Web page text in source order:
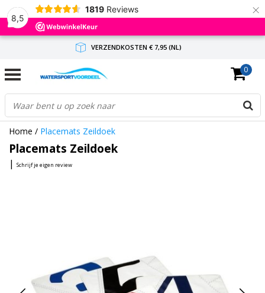
8,5
1819 Reviews ×
VERZENDKOSTEN € 7,95 (NL)
GRATIS VERZENDING(NL) VANAF € 65,-
BINNEN 1-3 WERKDAGEN ANTWOORD
0
Home / Placemats Zeildoek
Placemats Zeildoek
| Schrijf je eigen review